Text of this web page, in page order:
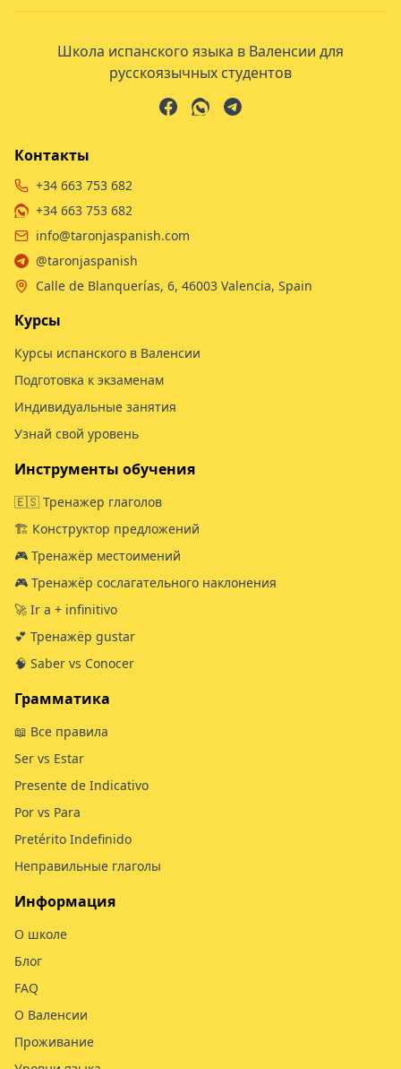
Школа испанского языка в Валенсии для
русскоязычных студентов
Контакты
+34 663 753 682
+34 663 753 682
info@taronjaspanish.com
@taronjaspanish
Calle de Blanquerías, 6, 46003 Valencia, Spain
Курсы
Курсы испанского в Валенсии
Подготовка к экзаменам
Индивидуальные занятия
Узнай свой уровень
Инструменты обучения
🇪🇸 Тренажер глаголов
🏗️ Конструктор предложений
🎮 Тренажёр местоимений
🎮 Тренажёр сослагательного наклонения
🚀 Ir a + infinitivo
💕 Тренажёр gustar
🧠 Saber vs Conocer
Грамматика
📖 Все правила
Ser vs Estar
Presente de Indicativo
Por vs Para
Pretérito Indefinido
Неправильные глаголы
Информация
О школе
Блог
FAQ
О Валенсии
Проживание